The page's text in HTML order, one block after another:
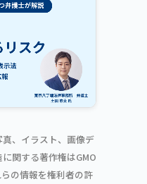
、イラスト、画像デ
関する著作権はGMO
の情報を権利者の許